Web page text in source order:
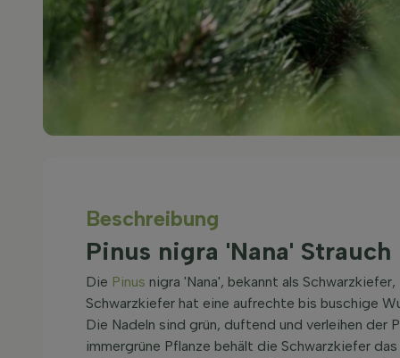
Beschreibung
Pinus nigra 'Nana' Strauch
Die Pinus nigra 'Nana', bekannt als
Schwarzkiefer hat eine aufrechte bis buschige
Die Nadeln sind grün, duftend und verleihen der
immergrüne Pflanze behält die Schwarzkiefer